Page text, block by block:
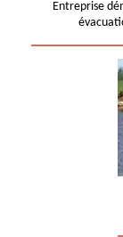
Entreprise